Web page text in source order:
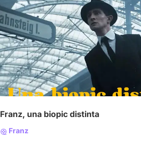
Franz, una biopic distinta
Franz